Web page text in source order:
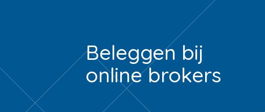
Beleggen bij
online brokers